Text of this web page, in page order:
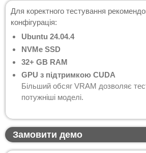
Для коректного тестування
конфігурація:
Ubuntu 24.04.4
NVMe SSD
32+ GB RAM
GPU з підтримкою CUDA
Більший обсяг VRAM дозволяє
потужніші моделі.
Замовити демо